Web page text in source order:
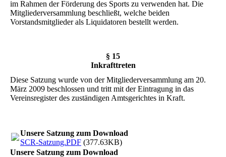
im Rahmen der Förderung des Sports zu verwenden hat. Die
Mitgliederversammlung beschließt, welche beiden
Vorstandsmitglieder als Liquidatoren bestellt werden.
§ 15
Inkrafttreten
Diese Satzung wurde von der Mitgliederversammlung am 20.
März 2009 beschlossen und tritt mit der Eintragung in das
Vereinsregister des zuständigen Amtsgerichtes in Kraft.
Unsere Satzung zum Download
SCR-Satzung.PDF (377.63KB)
Unsere Satzung zum Download